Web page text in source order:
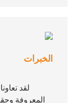
الخبرات
لقد
المعروفة